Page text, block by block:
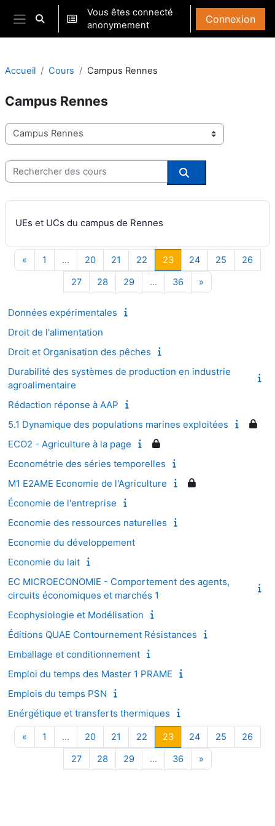
Passer au contenu principal
Panneau latéral
Activer/désactiver la saisie de recherche
Vous êtes connecté
anonymement
Connexion
Accueil Cours Campus Rennes
Campus Rennes
Catégories de cours
Rechercher des cours
Rechercher des
UEs et UCs du campus de Rennes
« Page précédente
1 Page 1
… 20Page 20
21 Page 21
22 Page 22
23Page 23
24Page 24
25 Page 25
26
27Page 27
28Page 28
29Page 29
… 36Page 36
»Page suivante
Données expérimentales
Droit de l'alimentation
Droit et Organisation des pêches
Durabilité des systèmes de production en industrie
agroalimentaire
Rédaction réponse à AAP
5.1 Dynamique des populations marines exploitées
ECO2 - Agriculture à la page
Econométrie des séries temporelles
M1 E2AME Economie de l'Agriculture
Économie de l'entreprise
Economie des ressources naturelles
Economie du développement
Economie du lait
EC MICROECONOMIE - Comportement des agents,
circuits économiques et marchés 1
Ecophysiologie et Modélisation
Éditions QUAE Contournement Résistances
Emballage et conditionnement
Emploi du temps des Master 1 PRAME
Emplois du temps PSN
Enérgétique et transferts thermiques
« Page précédente
1 Page 1
… 20Page 20
21 Page 21
22 Page 22
23Page 23
24Page 24
25 Page 25
26
27Page 27
28Page 28
29Page 29
… 36Page 36
»Page suivante